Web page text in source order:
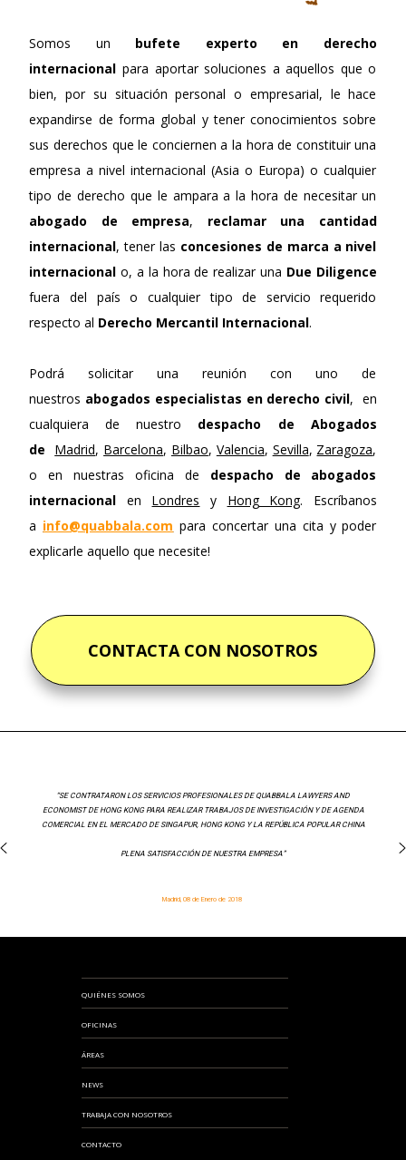
Somos un bufete experto en derecho
internacional para aportar soluciones a aquellos que o
bien, por su situación personal o empresarial, le hace
expandirse de forma global y tener conocimientos sobre
sus derechos que le conciernen a la hora de constituir una
empresa a nivel internacional (Asia o Europa) o cualquier
tipo de derecho que le ampara a la hora de necesitar un
abogado de empresa, reclamar una cantidad
internacional, tener las concesiones de marca a nivel
internacional o, a la hora de realizar una Due Diligence
fuera del país o cualquier tipo de servicio requerido
respecto al Derecho Mercantil Internacional.
Podrá solicitar una reunión con uno de
nuestros abogados especialistas en derecho civil, en
cualquiera de nuestro despacho de Abogados
de
Madrid, Barcelona, Bilbao, Valencia, Sevilla, Zaragoza,
o en nuestras oficina de despacho de abogados
internacional en Londres y Hong Kong. Escríbanos
a info@quabbala.com para concertar una cita y poder
explicarle aquello que necesite!
CONTACTA CON NOSOTROS
“SE CONTRATARON LOS SERVICIOS PROFESIONALES DE QUABBALA LAWYERS AND
ECONOMIST DE HONG KONG PARA REALIZAR TRABAJOS DE INVESTIGACIÓN Y DE AGENDA
COMERCIAL EN EL MERCADO DE SINGAPUR, HONG KONG Y LA REPÚBLICA POPULAR CHINA
PLENA SATISFACCIÓN DE NUESTRA EMPRESA”
Madrid, 08 de Enero de 2018
QUIÉNES SOMOS
OFICINAS
ÁREAS
NEWS
TRABAJA CON NOSOTROS
CONTACTO